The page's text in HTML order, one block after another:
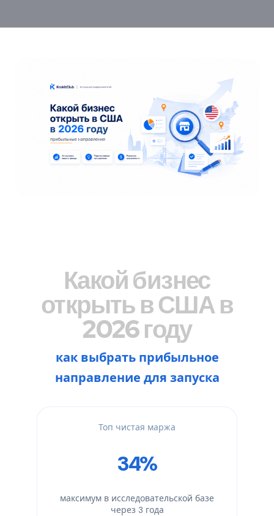
Какой бизнес
открыть в США в
2026 году
как выбрать прибыльное
направление для запуска
Топ чистая маржа
34%
максимум в исследовательской базе
через 3 года